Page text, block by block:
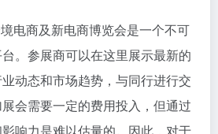
电商及新电商博览会是一个不可
。参展商可以在这里展示最新的
动态和市场趋势，与同行进行交
会需要一定的费用投入，但通过